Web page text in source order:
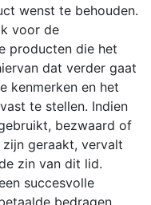
wenst te behouden.
voor de
producten die het
dat verder gaat
kenmerken en het
te stellen. Indien
bezwaard of
geraakt, vervalt
zin van dit lid.
succesvolle
bedragen